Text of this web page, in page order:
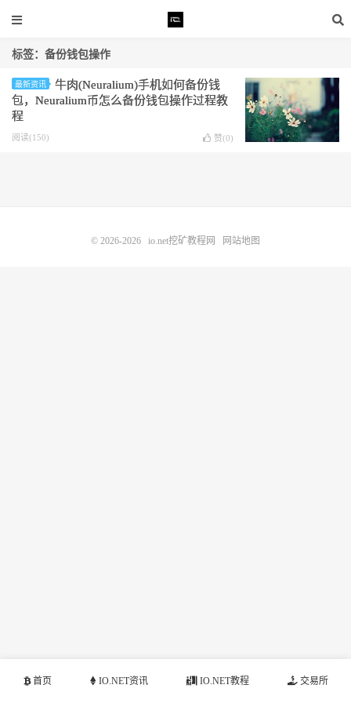
标签：备份钱包操作
最新资讯
牛肉(Neuralium)手机如何备份钱
包，Neuralium币怎么备份钱包操作过程教
程
阅读(150) 赞(0)
首页 IO.NET资讯 IO.NET教程 交易所
© 2026-2026 io.net挖矿教程网 网站地图